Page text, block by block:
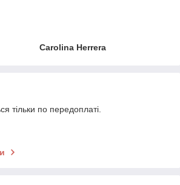
Carolina Herrera
тільки по передоплаті.